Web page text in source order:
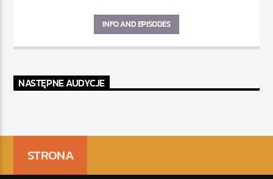
INFO AND EPISODES
NASTĘPNE AUDYCJE
STRONA